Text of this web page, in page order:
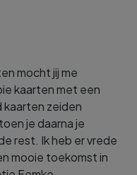
mocht jij me
kaarten met een
kaarten zeiden
je daarna je
rest. Ik heb er vrede
mooie toekomst in